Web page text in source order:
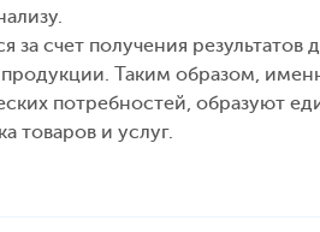
счет получения результатов
Таким образом,
потребностей, образуют
товаров и услуг.